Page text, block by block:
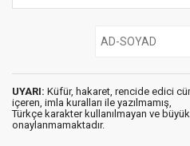
UYARI: Küfür, hakaret, rencide edici
içeren, imla kuralları ile yazılmamış,
Türkçe karakter kullanılmayan ve
onaylanmamaktadır.